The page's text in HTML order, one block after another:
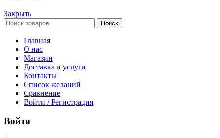
Закрыть
Поиск
Главная
О нас
Магазин
Доставка и услуги
Контакты
Список желаний
Сравнение
Войти / Регистрация
Войти